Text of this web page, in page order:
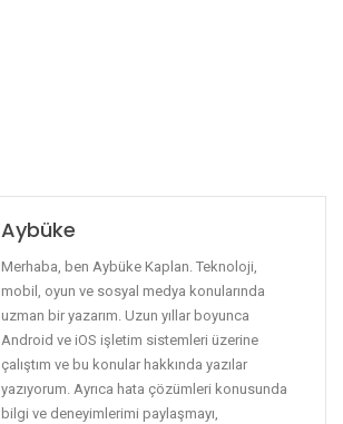
Aybüke
Merhaba, ben Aybüke Kaplan. Teknoloji,
mobil, oyun ve sosyal medya konularında
uzman bir yazarım. Uzun yıllar boyunca
Android ve iOS işletim sistemleri üzerine
çalıştım ve bu konular hakkında yazılar
yazıyorum. Ayrıca hata çözümleri konusunda
bilgi ve deneyimlerimi paylaşmayı,